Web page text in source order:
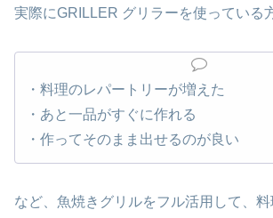
実際にGRILLER グリラーを使っている
・料理のレパートリーが増えた
・あと一品がすぐに作れる
・作ってそのまま出せるのが良い
など、魚焼きグリルをフル活用して、